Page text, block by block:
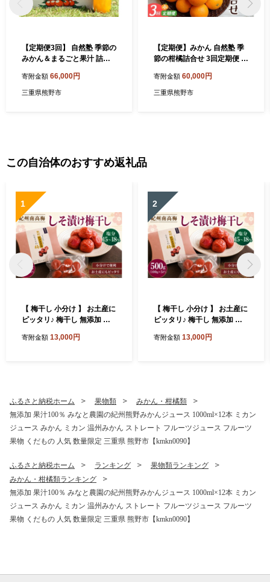
【定期便3回】 自然塾 季節の
みかん＆まるごと果汁 詰合
フルーツ 果物 くだもの 柑橘
フルーツ定期便 果物定期便
寄附金額 66,000円
三重県熊野市
【定期便】みかん 自然塾 季
節の柑橘詰合せ 3回定期便 み
ーツ 果物 くだもの 柑橘 不知
火 せとか 果物定期便 フルー
寄附金額 60,000円
三重県熊野市
この自治体のおすすめ返礼品
1
【 梅干し 小分け 】 お土産に
ピッタリ♪ 梅干し 無添加 南
のすっぱい しそ漬け梅干し 5
干し 健康食品 南高梅干し 三
重県 熊野市【frsn0031A】
寄附金額 13,000円
2
【 梅干し 小分け 】 お土産に
ピッタリ♪ 梅干し 無添加 南
のすっぱい しそ漬け梅干し 5
干し 健康食品 南高梅干し 三
重県 熊野市【frsn0031A】
寄附金額 13,000円
ふるさと納税ホーム 果物類
みかん・柑橘類
無添加 果汁100％ みなと農園の紀州熊野みかんジュース 1000ml×12本 ミカン
ジュース みかん ミカン 温州みかん ストレート フルーツジュース フルーツ
果物 くだもの 人気 数量限定 三重県 熊野市【kmkn0090】
ふるさと納税ホーム ランキング
果物類ランキング
みかん・柑橘類ランキング
無添加 果汁100％ みなと農園の紀州熊野みかんジュース 1000ml×12本 ミカン
ジュース みかん ミカン 温州みかん ストレート フルーツジュース フルーツ
果物 くだもの 人気 数量限定 三重県 熊野市【kmkn0090】